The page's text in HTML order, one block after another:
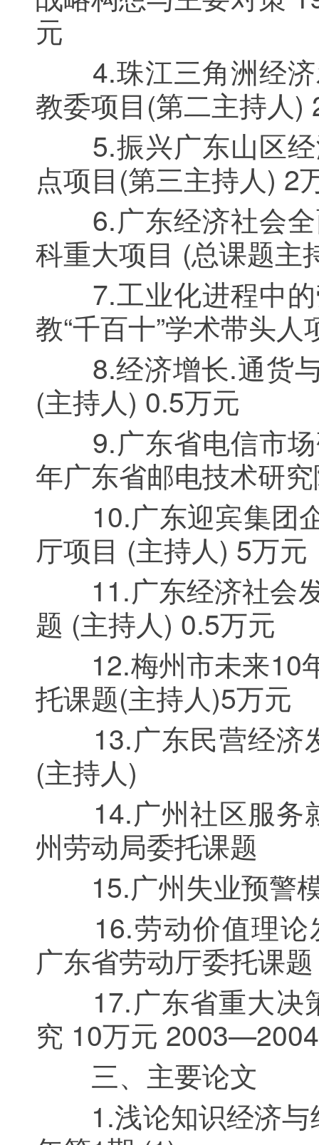
元
4.珠江三角洲经济
教委项目(第二主持人)
5.振兴广东山区经
点项目(第三主持人) 2
6.广东经济社会全
科重大项目 (总课题主
7.工业化进程中的
教“千百十”学术带头
8.经济增长.通货与
(主持人) 0.5万元
9.广东省电信市场
年广东省邮电技术研
10.广东迎宾集团企
厅项目 (主持人) 5万元
11.广东经济社会发
题 (主持人) 0.5万元
12.梅州市未来10年
托课题(主持人)5万元
13.广东民营经济
(主持人)
14.广州社区服务
州劳动局委托课题
15.广州失业预警模
16.劳动价值理论
广东省劳动厅委托课题
17.广东省重大决
究 10万元 2003—2004
三、主要论文
1.浅论知识经济与